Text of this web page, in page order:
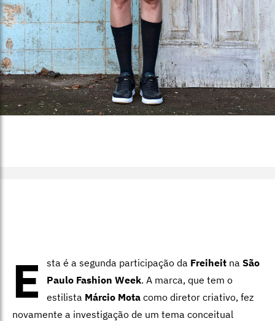
E sta é a segunda participação da Freiheit na São
Paulo Fashion Week. A marca, que tem o
estilista Márcio Mota como diretor criativo, fez
novamente a investigação de um tema conceitual